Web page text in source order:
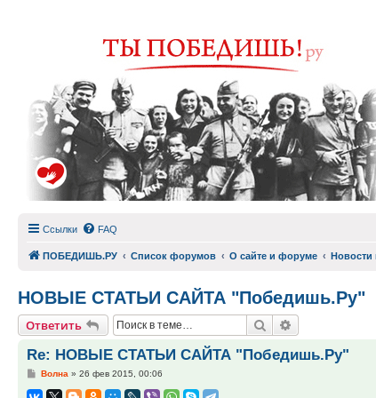
Ссылки FAQ
ПОБЕДИШЬ.РУ Список форумов О сайте и форуме Новости
НОВЫЕ СТАТЬИ САЙТА "Победишь.Ру"
Ответить Поиск
Re: НОВЫЕ СТАТЬИ САЙТА "Победишь.Ру"
Сообщение
Волна » 26 фев 2015, 00:06